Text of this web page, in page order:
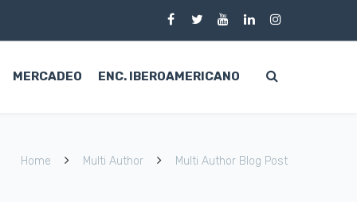
MERCADEO ENC. IBEROAMERICANO
Home Multi Author Multi Author Blog Post